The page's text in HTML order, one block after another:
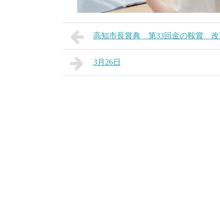
高知市長賞典 第33回金の鞍賞
3月26日